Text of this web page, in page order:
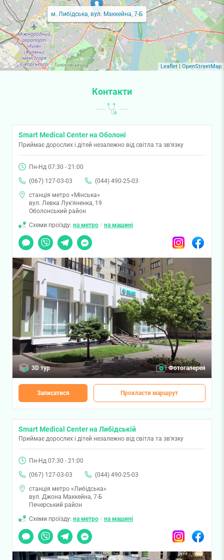
м. Либідська, вул. Маккейна, 7-Б
Leaflet OpenStreetMap
Контакти
Smart Medical Center на Оболоні
Приймає дорослих і дітей незалежно від світла та зв'язку
Пн-Нд 07:30 - 21:00
(067) 127-03-03
(044) 490-25-03
станція метро «Мінська»
вул. Левка Лук'яненка, 19
Оболонський район
Схеми проїзду: на метро / на машині
Чат
Viber TelegramMessenger InstagramFacebook
3D тур Фотогалерея
Записатися Прокласти маршрут
Smart Medical Center на Либідській
Приймає дорослих і дітей незалежно від світла та зв'язку
Пн-Нд 07:30 - 21:00
(067) 127-03-03
(044) 490-25-03
станція метро «Либідська»
вул. Джона Маккейна, 7-Б
Печерський район
Схеми проїзду: на метро / на машині
Чат
Viber TelegramMessenger InstagramFacebook